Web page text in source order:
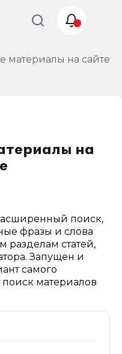
материалы на сайте
на
поиск,
фразы и слова
разделам статей,
Запущен и
самого
поиск материалов